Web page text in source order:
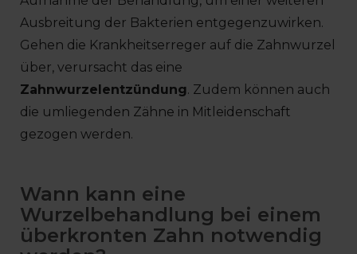
Ausbreitung der Bakterien entgegenzuwirken.
Gehen die Krankheitserreger auf die Zahnwurzel
über, verursacht das eine
Zahnwurzelentzündung. Zudem können auch
die umliegenden Zähne in Mitleidenschaft
gezogen werden.
Wann kann eine
Wurzelbehandlung bei einem
überkronten Zahn notwendig